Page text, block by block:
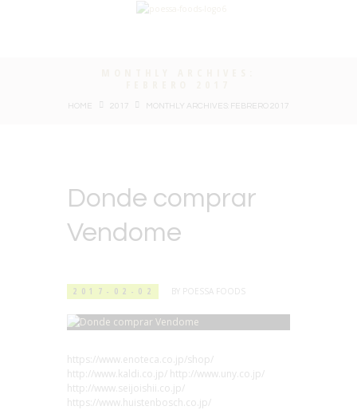
HOME 2017 MONTHLY ARCHIVES: FEBRERO 2017
Donde comprar
Vendome
2017-02-02 BY POESSA FOODS
https://www.enoteca.co.jp/shop/
http://www.kaldi.co.jp/ http://www.uny.co.jp/
http://www.seijoishii.co.jp/
https://www.huistenbosch.co.jp/